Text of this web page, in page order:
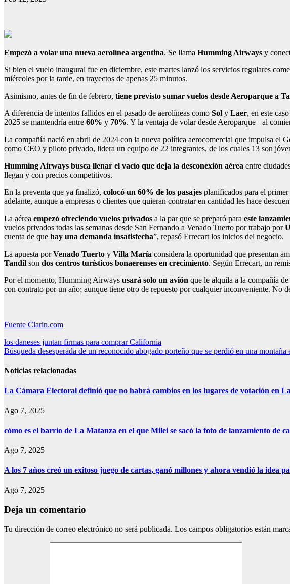
Empezó a volar una nueva aerolínea argentina. Se llama Humming Airways y
Si bien el vuelo inaugural fue en diciembre, este martes lanzó los servicios regulares
miércoles por la tarde, en trayectos de apenas 25 minutos.
Asimismo, antes de fin de febrero, tiene previsto sumar vuelos desde Aeroparque a
A diferencia de intentos fallidos en el pasado de aerolíneas como Sol y Laer, en este
2025 se mantendría entre 60% y 70%. Y la ventaja de volar desde Aeroparque −al
La compañía nació en abril de 2024 con la nueva política aerocomercial que impulsa el
como CEO y piloto privado, lidera un equipo de 22 integrantes, de los cuales 13 son
Humming Airways busca llenar el vacío que deja la desconexión aérea entre
llegan y con precios competitivos.
En la preventa que ya finalizó, colocó un 60% de los pasajes planificados para el
adelante, aunque a empresas o clientes que quieran contratar en cantidad les hace
La aérea empezó ofreciendo vuelos privados a la par que se preparó para este
vuelos privados todas las semanas desde San Fernando a Venado Tuerto por trabajo por
cuenta de que hay una demanda insatisfecha”, repasó Errecart los inicios del negocio.
La apuesta porVenado Tuerto y Villa María considera la oportunidad que presentan
Tandil son dos centros turísticos bonaerenses en crecimiento. Según Errecart, un
Por el momento, Humming Airways usará solo un avión que le alquila a la compañía
con contrato por un año; aunque tiene otro de repuesto por cualquier inconveniente. No
Fuente Clarin.com
Navegación
de
entradas
los daneses juntan firmas para comprar California
Búsqueda desesperada de un reconocido abogado porteño que se perdió en una montaña
Noticias relacionadas
La Cámara Electoral definió que no habrá cambios en los lugares de votación en
Ago 7, 2025
cómo es el barrio de La Matanza en el que Milei se sacó la foto de lanzamiento de
Ago 7, 2025
A los 7 años creó un exitoso juego de cartas, ganó millones y ahora vendió la idea
Ago 7, 2025
Deja un comentario
Tu dirección de correo electrónico no será publicada. Los campos obligatorios están